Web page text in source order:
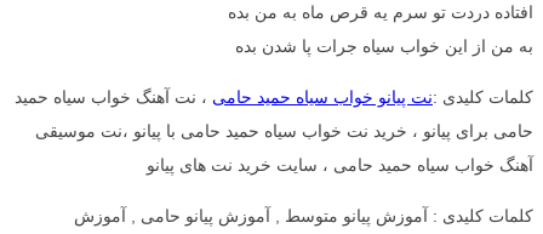
افتاده دردت تو سرم یه قرص ماه به من بده
به من از این خواب سیاه جرات پا شدن بده
کلمات کلیدی :نت پیانو خواب سیاه حمید حامی ، نت آهنگ خواب سیاه حمید
حامی برای پیانو ، خرید نت خواب سیاه حمید حامی با پیانو ،نت موسیقی
آهنگ خواب سیاه حمید حامی ، سایت خرید نت های پیانو
کلمات کلیدی : آموزش پیانو متوسط , آموزش پیانو حامی , آموزش